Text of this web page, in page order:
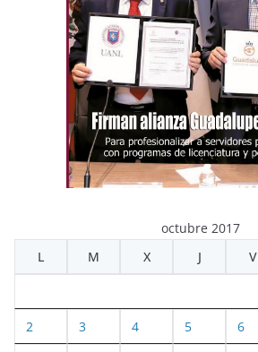
octubre 2017
L
M X J V
2 3 4 5 6